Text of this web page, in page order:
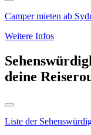
Camper mieten ab
Weitere Infos
deine
Liste der